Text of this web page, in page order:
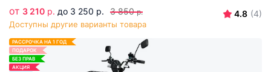
от 3 210 р. до 3 250 р. 3 850 р.
Доступны другие варианты товара
4.8 (4)
РАССРОЧКА НА 1 ГОД
ПОДАРОК
БЕЗ ПРАВ
АКЦИЯ